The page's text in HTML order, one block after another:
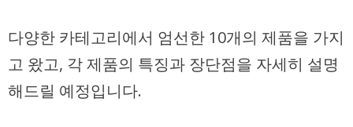
다양한 카테고리에서 엄선한 10개의 제품을 가지
고 왔고, 각 제품의 특징과 장단점을 자세히 설명
해드릴 예정입니다.